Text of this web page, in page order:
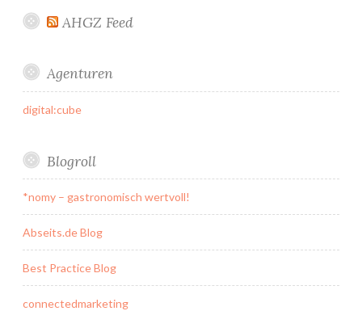
AHGZ Feed
Agenturen
digital:cube
Blogroll
*nomy – gastronomisch wertvoll!
Abseits.de Blog
Best Practice Blog
connectedmarketing